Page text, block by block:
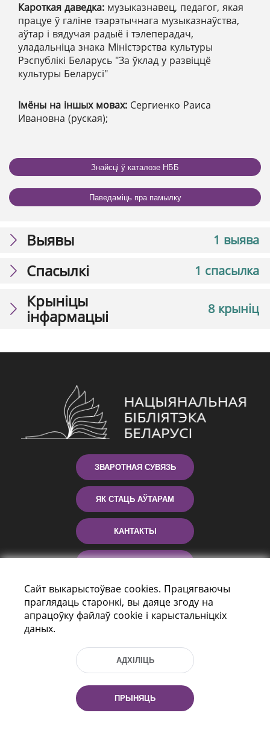
Кароткая даведка: музыказнавец, педагог, якая
працуе ў галіне тэарэтычнага музыказнаўства,
аўтар і вядучая радыё і тэлеперадач,
уладальніца знака Міністэрства культуры
Рэспублікі Беларусь "За ўклад у развіццё
культуры Беларусі"
Імёны на іншых мовах: Сергиенко Раиса
Ивановна (руская);
Знайсці ў каталозе НББ
Паведаміць пра памылку
1 выява
Выявы
1 спасылка
Спасылкі
8 крыніц
Крыніцы
інфармацыі
ЗВАРОТНАЯ СУВЯЗЬ
ЯК СТАЦЬ АЎТАРАМ
КАНТАКТЫ
г. Мiнск, Рэспубліка Беларусь, 220114
Тэл.: (+375 17) 368 37 37, Факс: (+375 17)
Сайт выкарыстоўвае cookies. Працягваючы
праглядаць старонкі, вы даяце згоду на
апрацоўку файлаў cookie і карыстальніцкіх
даных.
АДХІЛІЦЬ
ПРЫНЯЦЬ